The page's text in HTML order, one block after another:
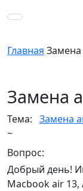
Главная Замена
Замена
Тема: Замена
~
Вопрос:
Добрый день!
Macbook air 13,